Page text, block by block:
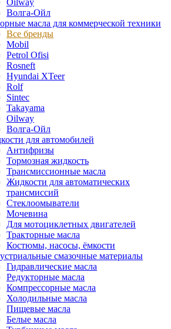
Oilway
Волга-Ойл
масла для коммерческой техники
Все бренды
Mobil
Petrol Ofisi
Rosneft
Hyundai XTeer
Rolf
Sintec
Takayama
Oilway
Волга-Ойл
для автомобилей
Антифризы
Тормозная жидкость
Трансмиссионные масла
Жидкости для автоматических
трансмиссий
Стеклоомыватели
Мочевина
Для мотоциклетных двигателей
Тракторные масла
Костюмы, насосы, ёмкости
смазочные материалы
Гидравлические масла
Редукторные масла
Компрессорные масла
Холодильные масла
Пищевые масла
Белые масла